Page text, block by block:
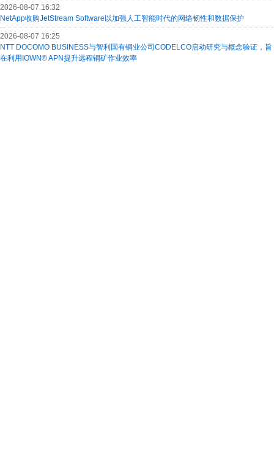
2026-08-07 16:32
NetApp收购JetStream Software以加强人工智能时代的网络韧性和数据保护
2026-08-07 16:25
NTT DOCOMO BUSINESS与智利国有铜业公司CODELCO启动研究与概念验证，旨
在利用IOWN® APN提升远程铜矿作业效率